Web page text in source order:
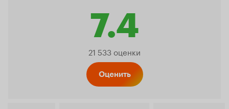
7.4
Рейтинг
21 533 оценки
Оценить